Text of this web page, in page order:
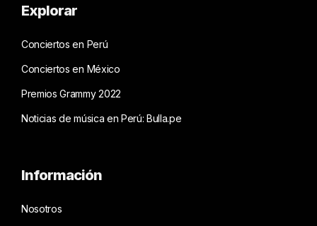
Explorar
Conciertos en Perú
Conciertos en México
Premios Grammy 2022
Noticias de música en Perú: Bulla.pe
Información
Nosotros